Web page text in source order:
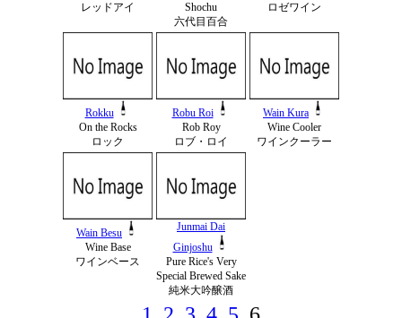
レッドアイ
Shochu
六代目百合
ロゼワイン
Rokku
On the Rocks
ロック
Robu Roi
Rob Roy
ロブ・ロイ
Wain Kura
Wine Cooler
ワインクーラー
Wain Besu
Wine Base
ワインベース
Junmai Dai
Ginjoshu
Pure Rice's Very
Special Brewed Sake
純米大吟醸酒